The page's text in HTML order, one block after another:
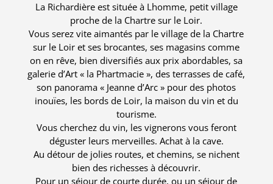
La Richardière est située à Lhomme, petit village
proche de la Chartre sur le Loir.
Vous serez vite aimantés par le village de la Chartre
sur le Loir et ses brocantes, ses magasins comme
on en rêve, bien diversifiés aux prix abordables, sa
galerie d’Art « la Phartmacie », des terrasses de café,
son panorama « Jeanne d’Arc » pour des photos
inouïes, les bords de Loir, la maison du vin et du
tourisme.
Vous cherchez du vin, les vignerons vous feront
déguster leurs merveilles. Achat à la cave.
Au détour de jolies routes, et chemins, se nichent
bien des richesses à découvrir.
Pour un séjour de courte durée, ou un séjour de